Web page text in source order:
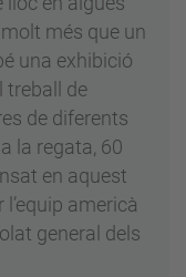
més que un
una exhibició
treball de
de diferents
la regata, 60
en aquest
americà
general dels